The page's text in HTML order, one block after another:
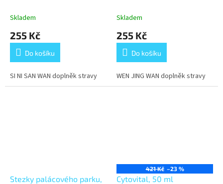
Skladem
255 Kč
Do košíku
SI NI SAN WAN doplněk stravy
Skladem
255 Kč
Do košíku
WEN JING WAN doplněk stravy
Stezky palácového parku,
421 Kč –23 %
Cytovital, 50 ml